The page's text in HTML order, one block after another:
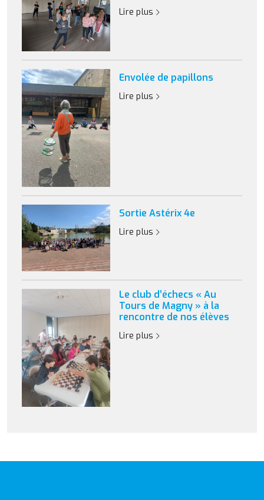
Lire plus
Envolée de papillons
Lire plus
Sortie Astérix 4e
Lire plus
Le club d’échecs « Au
Tours de Magny » à la
rencontre de nos élèves
Lire plus